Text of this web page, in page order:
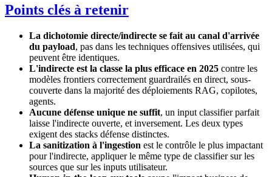
Points clés à retenir
La dichotomie directe/indirecte se fait au canal d'arrivée
du payload, pas dans les techniques offensives utilisées, qui
peuvent être identiques.
L'indirecte est la classe la plus efficace en 2025 contre les
modèles frontiers correctement guardrailés en direct, sous-
couverte dans la majorité des déploiements RAG, copilotes,
agents.
Aucune défense unique ne suffit, un input classifier parfait
laisse l'indirecte ouverte, et inversement. Les deux types
exigent des stacks défense distinctes.
La sanitization à l'ingestion est le contrôle le plus impactant
pour l'indirecte, appliquer le même type de classifier sur les
sources que sur les inputs utilisateur.